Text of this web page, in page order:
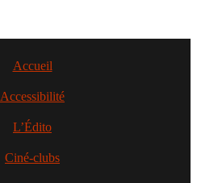
Accueil
Accessibilité
L’Édito
Ciné-clubs